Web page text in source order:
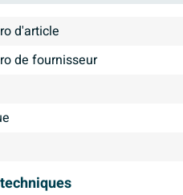
d'article
de fournisseur